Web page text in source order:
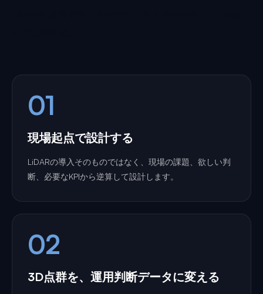
01
現場起点で設計する
LiDARの導入そのものではなく、現場の課題、欲しい判
断、必要なKPIから逆算して設計します。
02
3D点群を、運用判断データに変える